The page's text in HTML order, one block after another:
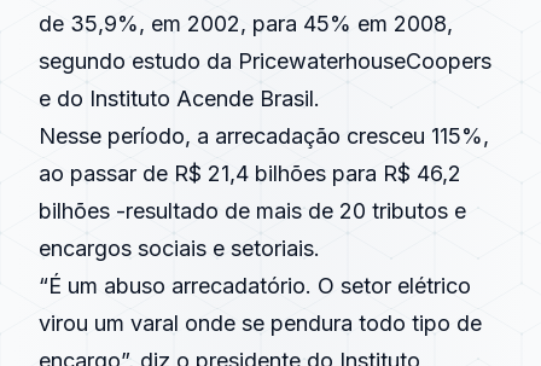
de 35,9%, em 2002, para 45% em 2008,
segundo estudo da PricewaterhouseCoopers
e do Instituto Acende Brasil.
Nesse período, a arrecadação cresceu 115%,
ao passar de R$ 21,4 bilhões para R$ 46,2
bilhões -resultado de mais de 20 tributos e
encargos sociais e setoriais.
“É um abuso arrecadatório. O setor elétrico
virou um varal onde se pendura todo tipo de
encargo”, diz o presidente do Instituto